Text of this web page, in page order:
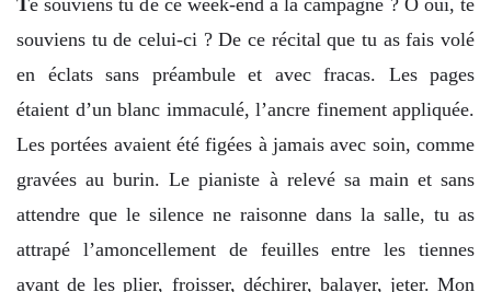
souviens tu de celui-ci ? De ce récital que tu as fais volé
en éclats sans préambule et avec fracas. Les pages
étaient d’un blanc immaculé, l’ancre finement appliquée.
Les portées avaient été figées à jamais avec soin, comme
gravées au burin. Le pianiste à relevé sa main et sans
attendre que le silence ne raisonne dans la salle, tu as
attrapé l’amoncellement de feuilles entre les tiennes
avant de les plier, froisser, déchirer, balayer, jeter. Mon